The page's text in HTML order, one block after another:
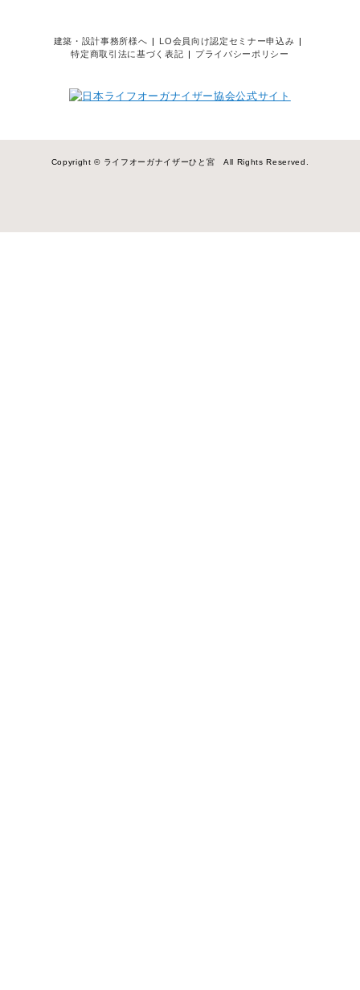
建築・設計事務所様へ
LO会員向け認定セミナー申込み
特定商取引法に基づく表記
プライバシーポリシー
Copyright © ライフオーガナイザーひと宮 All Rights Reserved.